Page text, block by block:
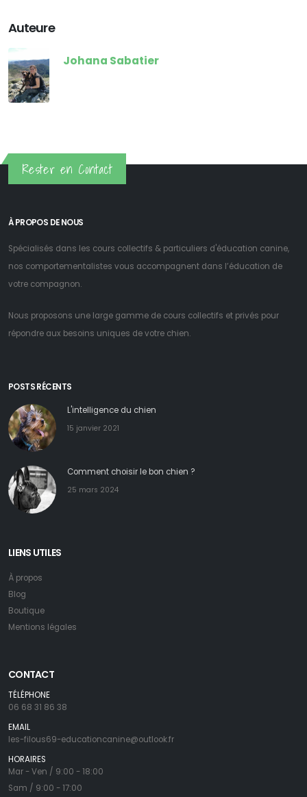
Auteure
Johana Sabatier
Rester en Contact
À PROPOS DE NOUS
Spécialisés dans les cours collectifs & particuliers d'éducation canine,
nos comportementalistes vous accompagnent dans l’éducation de
votre compagnon.
Nous proposons une large gamme de cours collectifs et privés pour
répondre aux besoins uniques de votre chien.
POSTS RÉCENTS
L'intelligence du chien
15 janvier 2021
Comment choisir le bon chien ?
25 mars 2024
LIENS UTILES
À propos
Blog
Boutique
Mentions légales
CONTACT
TÉLÉPHONE
06 68 31 86 38
EMAIL
les-filous69-educationcanine@outlook.fr
HORAIRES
Mar - Ven / 9:00 - 18:00
Sam / 9:00 - 17:00